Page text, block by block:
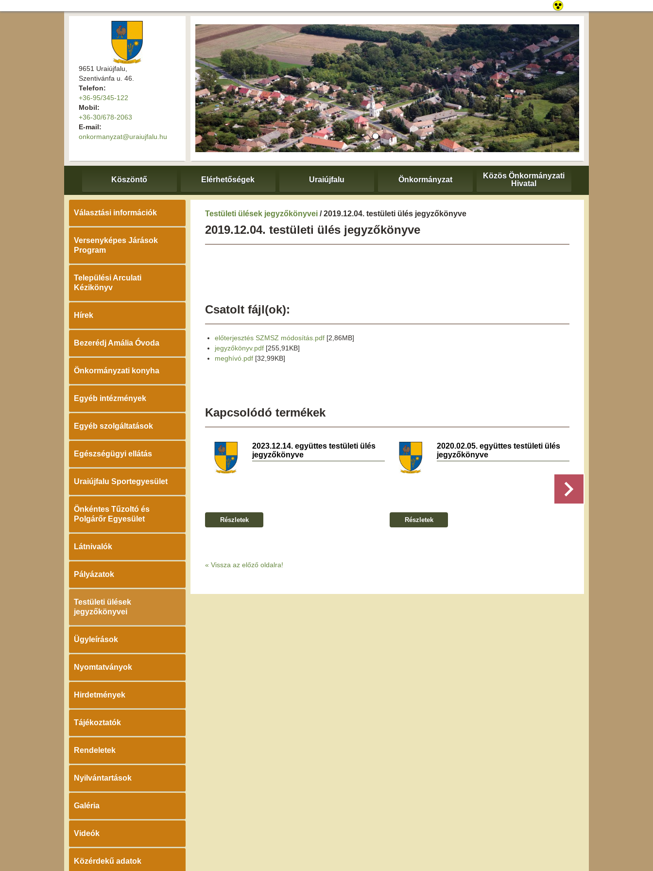
9651 Uraiújfalu,
Szentivánfa u. 46.
Telefon:
+36-95/345-122
Mobil:
+36-30/678-2063
E-mail:
onkormanyzat@uraiujfalu.hu
Köszöntő Elérhetőségek Uraiújfalu Önkormányzat
Közös Önkormányzati
Hivatal
Választási információk
Versenyképes Járások
Program
Települési Arculati
Kézikönyv
Hírek
Bezerédj Amália Óvoda
Önkormányzati konyha
Egyéb intézmények
Egyéb szolgáltatások
Egészségügyi ellátás
Uraiújfalu Sportegyesület
Önkéntes Tűzoltó és
Polgárőr Egyesület
Látnivalók
Pályázatok
Testületi ülések
jegyzőkönyvei
Ügyleírások
Nyomtatványok
Hirdetmények
Tájékoztatók
Rendeletek
Nyilvántartások
Galéria
Videók
Közérdekű adatok
Testületi ülések jegyzőkönyvei / 2019.12.04. testületi ülés jegyzőkönyve
2019.12.04. testületi ülés jegyzőkönyve
Csatolt fájl(ok):
előterjesztés SZMSZ módosítás.pdf [2,86MB]
jegyzőkönyv.pdf [255,91KB]
meghívó.pdf [32,99KB]
Kapcsolódó termékek
2023.12.14. együttes testületi ülés
jegyzőkönyve
Részletek
2020.02.05. együttes testületi ülés
jegyzőkönyve
Részletek
« Vissza az előző oldalra!